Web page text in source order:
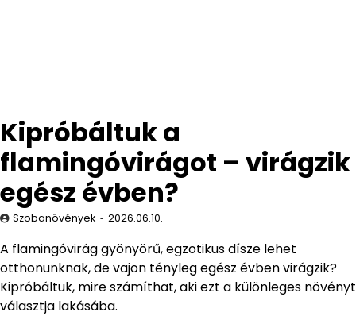
Kipróbáltuk a
flamingóvirágot – virágzik
egész évben?
Szobanövények 2026.06.10.
A flamingóvirág gyönyörű, egzotikus dísze lehet
otthonunknak, de vajon tényleg egész évben virágzik?
Kipróbáltuk, mire számíthat, aki ezt a különleges növényt
választja lakásába.